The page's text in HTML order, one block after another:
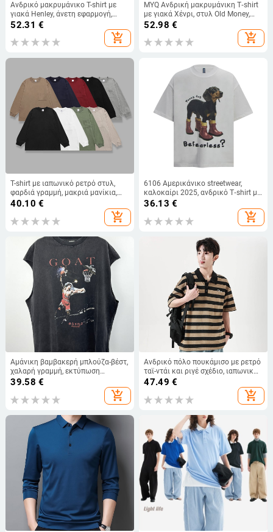
Ανδρικό μακρυμάνικο T-shirt με
γιακά Henley, άνετη εφαρμογή,
100% βαμβάκι, Άνοιξη και
52.31 €
add_shopping_cart
MYQ Ανδρική μακρυμάνικη T‑shirt
με γιακά Χένρι, στυλ Old Money,
φθινοπωρινή χαλαρή εφαρμογή,
ύφασμα με μείγμα βαμβακιού και
πολυεστέρα, κορεατικό casual
52.98 €
add_shopping_cart
T-shirt με ιαπωνικό ρετρό στυλ,
φαρδιά γραμμή, μακριά μανίκια,
100% βαμβάκι, λαιμός crewneck
40.10 €
add_shopping_cart
6106 Αμερικάνικο streetwear,
καλοκαίρι 2025, ανδρικό T‑shirt με
χαλαρή γραμμή, κοντό μανίκι,
εκτύπωση με σκύλο, στρογγυλός
λαιμός, 100% βαμβάκι
36.13 €
add_shopping_cart
Αμάνικη βαμβακερή μπλούζα-βέστ,
χαλαρή γραμμή, εκτύπωση
καρτούν, χωρίς γιακά
39.58 €
add_shopping_cart
Ανδρικό πόλο πουκάμισο με ρετρό
ταϊ-ντάι και ριγέ σχέδιο, ιαπωνικό
στυλ, καλοκαίρι, κοντά μανίκια
47.49 €
add_shopping_cart